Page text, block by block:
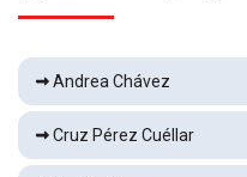
Piden
Andrea Chávez
Cruz Pérez Cuéllar